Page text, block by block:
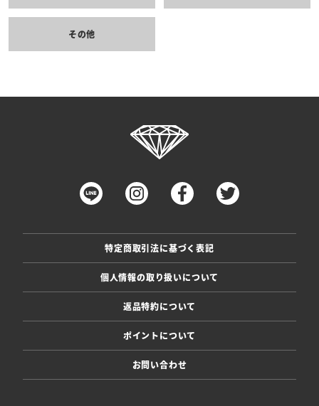
その他
特定商取引法に基づく表記
個人情報の取り扱いについて
返品特約について
ポイントについて
お問い合わせ